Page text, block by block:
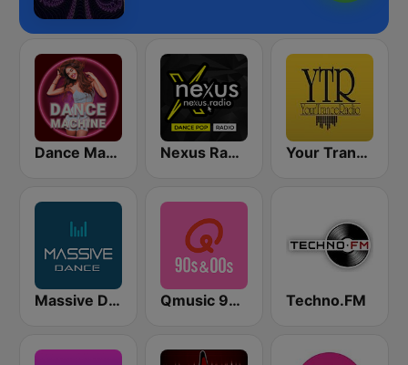
Dance Machine Nexus Radio Dance Your Trance Radio
Massive Dance Qmusic 90's & 00's Techno.FM